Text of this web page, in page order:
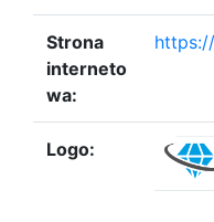
Strona
interneto
wa:
Logo: